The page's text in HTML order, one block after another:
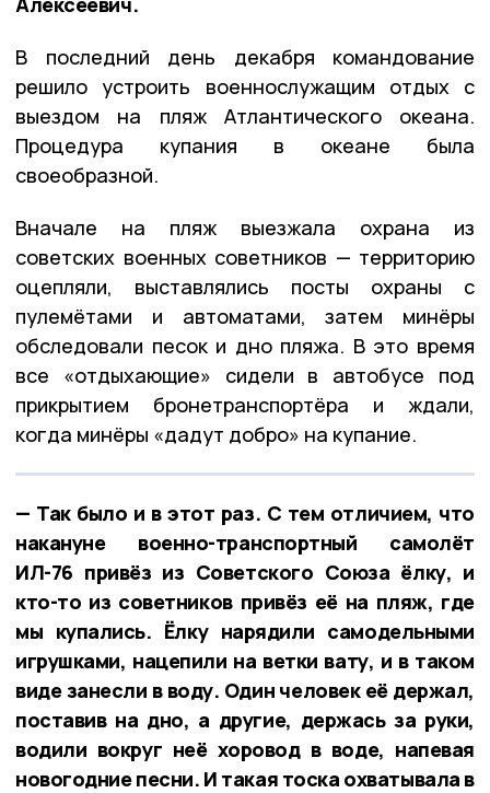
В последний день декабря командование
решило устроить военнослужащим отдых с
выездом на пляж Атлантического океана.
Процедура купания в океане была
своеобразной.
Вначале на пляж выезжала охрана из
советских военных советников — территорию
оцепляли, выставлялись посты охраны с
пулемётами и автоматами, затем минёры
обследовали песок и дно пляжа. В это время
все «отдыхающие» сидели в автобусе под
прикрытием бронетранспортёра и ждали,
когда минёры «дадут добро» на купание.
— Так было и в этот раз. С тем отличием, что
накануне военно-транспортный самолёт
ИЛ-76 привёз из Советского Союза ёлку, и
кто-то из советников привёз её на пляж, где
мы купались. Ёлку нарядили самодельными
игрушками, нацепили на ветки вату, и в таком
виде занесли в воду. Один человек её держал,
поставив на дно, а другие, держась за руки,
водили вокруг неё хоровод в воде, напевая
новогодние песни. И такая тоска охватывала в